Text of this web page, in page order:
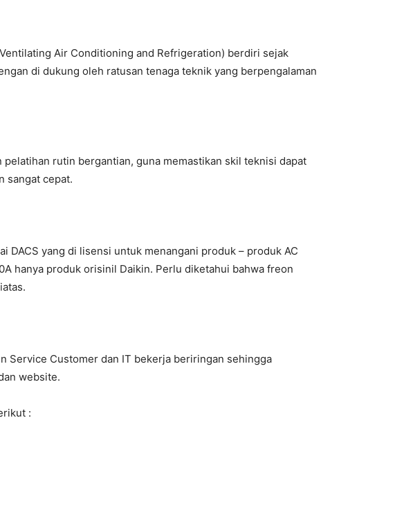
Air Conditioning and Refrigeration) berdiri sejak
di dukung oleh ratusan tenaga teknik yang berpengalaman
rutin bergantian, guna memastikan skil teknisi dapat
sangat cepat.
DACS yang di lisensi untuk menangani produk – produk AC
hanya produk orisinil Daikin. Perlu diketahui bahwa freon
Service Customer dan IT bekerja beriringan sehingga
website.
: